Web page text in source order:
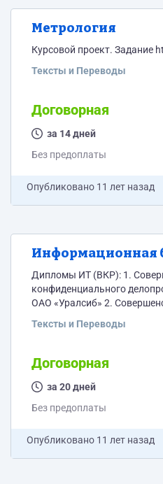
Метрология
Курсовой проект. Задание
Тексты и Переводы
Договорная
за 14 дней
Без предоплаты
Опубликовано 11 лет назад
Информационная
Дипломы ИТ (ВКР): 1.
конфиденциального
ОАО «Уралсиб» 2.
на примере ООО «Орион М»
Тексты и Переводы
Договорная
за 20 дней
Без предоплаты
Опубликовано 11 лет назад